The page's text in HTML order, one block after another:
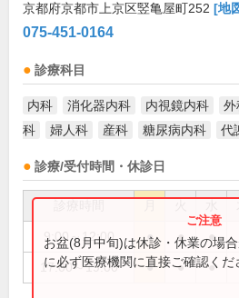
京都府京都市上京区竪亀屋町252 [地
075-451-0164
診療科目
内科 消化器内科 内視鏡内科 外
科
婦人科 産科 糖尿病内科 代
診療/受付時間・休診日
9:00～12:00 ● ● ●
17:00～19:00 ● ● ●
お盆(8月中旬)は休診・休業の場
に必ず医療機関に直接ご確認くだ